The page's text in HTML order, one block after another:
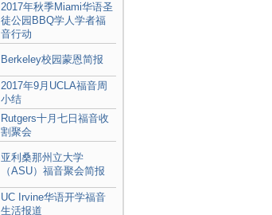
2017年秋季Miami华语圣
徒公园BBQ学人学者福
音行动
Berkeley校园蒙恩简报
2017年9月UCLA福音周
小结
Rutgers十月七日福音收
割聚会
亚利桑那州立大学
（ASU）福音聚会简报
UC Irvine华语开学福音
生活报道